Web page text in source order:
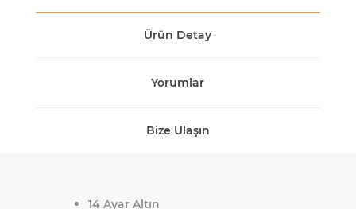
Ürün Detay
Yorumlar
Bize Ulaşın
14 Ayar Altın